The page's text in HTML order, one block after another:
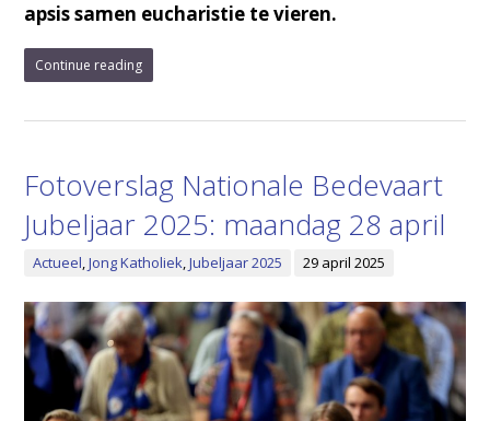
apsis samen eucharistie te vieren.
Continue reading
Fotoverslag Nationale Bedevaart
Jubeljaar 2025: maandag 28 april
Actueel,Jong Katholiek,Jubeljaar 2025 29 april 2025